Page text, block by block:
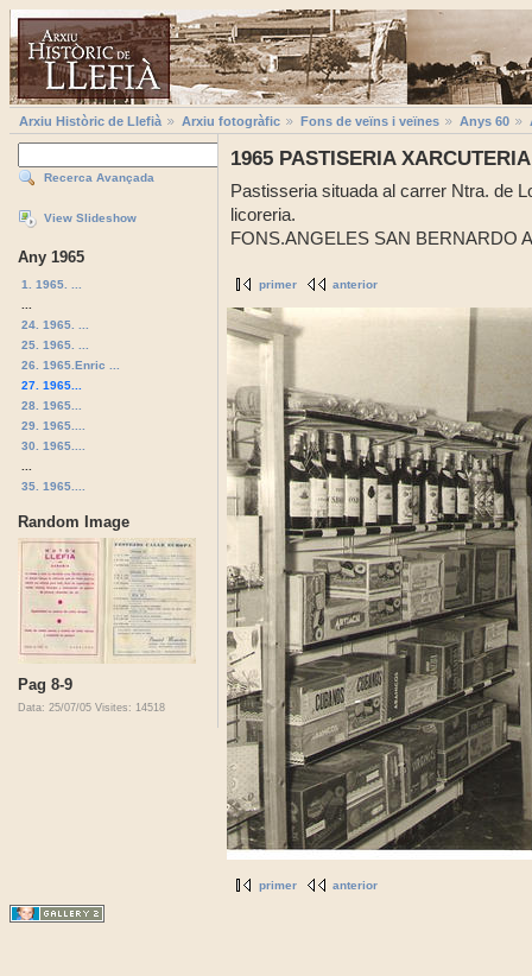
Arxiu Històric de Llefià Arxiu fotogràfic Fons de veïns i veïnes Anys 60
Recerca Avançada
View Slideshow
Any 1965
1. 1965. ...
24. 1965. ...
25. 1965. ...
26. 1965.Enric ...
27. 1965...
28. 1965...
29. 1965....
30. 1965....
35. 1965....
Random Image
Pag 8-9
Data: 25/07/05 Visites: 14518
1965 PASTISERIA
Pastisseria situada al carrer Ntra. de
licoreria.
FONS.ANGELES SAN BERNARDO
primer anterior
primer anterior